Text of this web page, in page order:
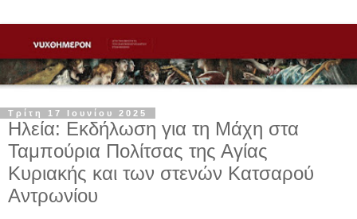
Τρίτη 17 Ιουνίου 2025
Ηλεία: Εκδήλωση για τη Μάχη στα
Ταμπούρια Πολίτσας της Αγίας
Κυριακής και των στενών Κατσαρού
Αντρωνίου